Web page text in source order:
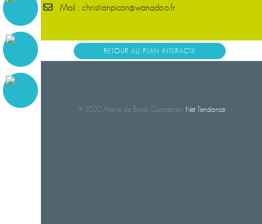
Mail : christianpicon@wanadoo.fr
RETOUR AU PLAN INTERACTIF
© 2020 Mairie de Bozel. Conception Net Tendance